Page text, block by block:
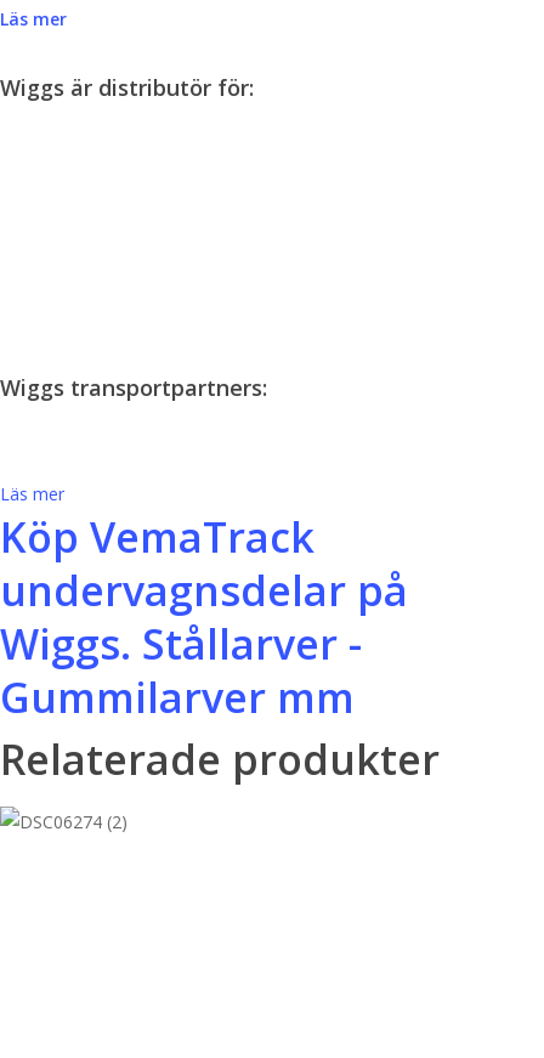
Läs mer
Wiggs är distributör för:
Wiggs transportpartners:
Läs mer
Köp VemaTrack
undervagnsdelar på
Wiggs. Stållarver -
Gummilarver mm
Relaterade produkter